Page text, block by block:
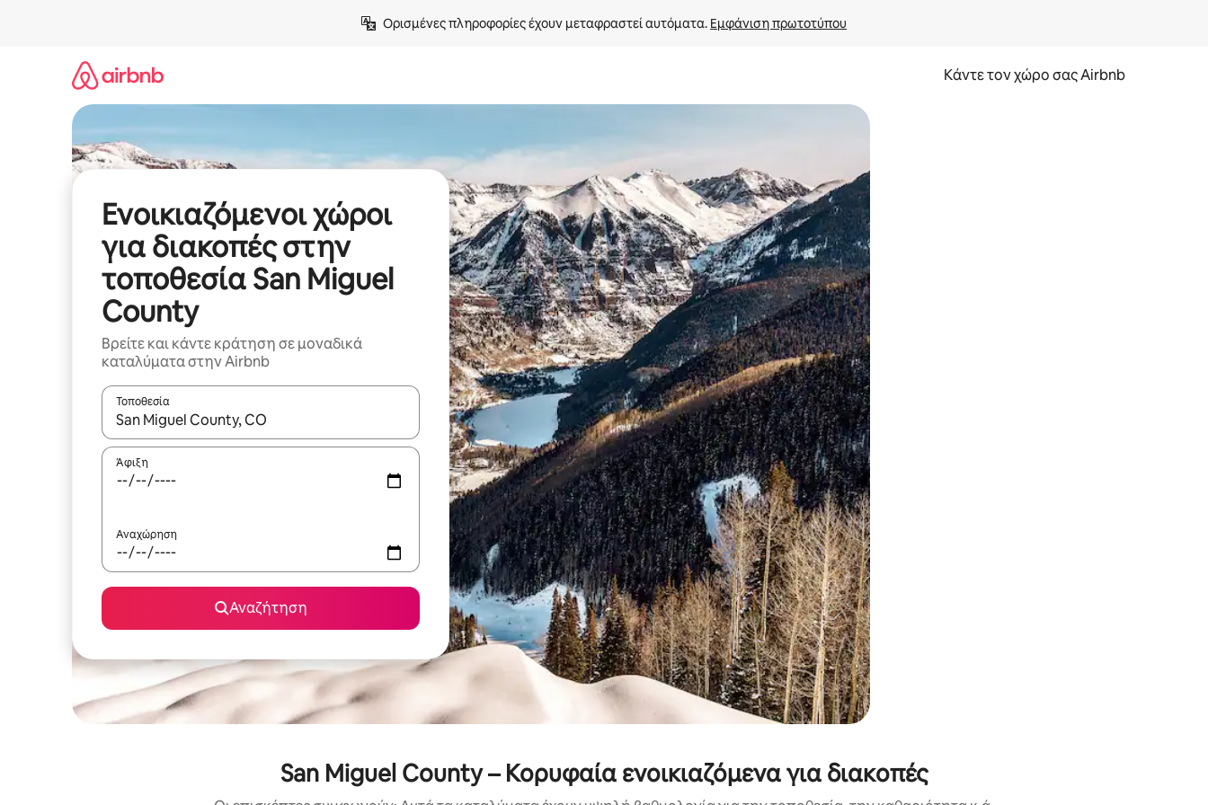
Ορισμένες πληροφορίες έχουν μεταφραστεί αυτόματα. Εμφάνιση πρωτοτύπου
Κάντε τον χώρο σας Airbnb
Ενοικιαζόμενοι χώροι
για διακοπές στην
τοποθεσία San Miguel
County
Βρείτε και κάντε κράτηση σε μοναδικά
καταλύματα στην Airbnb
Τοποθεσία
Όταν τα αποτελέσματα είναι διαθέσιμα, μπορείτε να πλοηγηθείτε στη σελίδα με τα κουμπιά πάνω και κάτω βέλους, να την εξερευνήσετε με την αφή ή να τη σύρετε με τα δάχτυλα.
Άφιξη
Αναχώρηση
Αναζήτηση
San Miguel County – Κορυφαία ενοικιαζόμενα για διακοπές